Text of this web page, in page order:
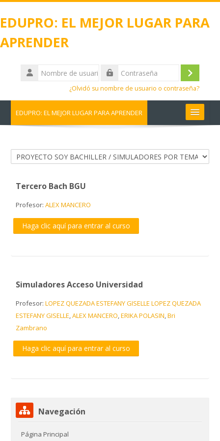
EDUPRO: EL MEJOR LUGAR PARA
APRENDER
Nombre
de
Acceder
¿Olvidó su nombre de usuario o contraseña?
EDUPRO: EL MEJOR LUGAR PARA APRENDER
Buscar
cursos
Enviar
Categorías
Tercero Bach BGU
Profesor:ALEX MANCERO
Haga clic aquí para entrar al curso
Simuladores Acceso Universidad
Profesor:LOPEZ QUEZADA ESTEFANY GISELLE LOPEZ QUEZADA
ESTEFANY GISELLE ,ALEX MANCERO ,ERIKA POLASIN ,Bri
Zambrano
Haga clic aquí para entrar al curso
Salta Navegación
Navegación
Página Principal